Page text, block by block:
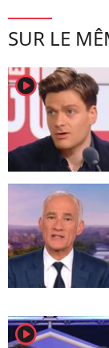
SUR LE
player2
player2